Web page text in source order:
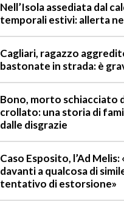
Nell’Isola assediata dal
temporali estivi: allerta
Cagliari, ragazzo
bastonate in strada: è
Bono, morto schiacciato
crollato: una storia di
dalle disgrazie
Caso Esposito, l’Ad Melis:
davanti a qualcosa di
tentativo di estorsione»